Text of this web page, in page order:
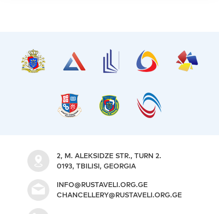
2, M. ALEKSIDZE STR., TURN 2.
0193, TBILISI, GEORGIA
INFO@RUSTAVELI.ORG.GE
CHANCELLERY@RUSTAVELI.ORG.GE